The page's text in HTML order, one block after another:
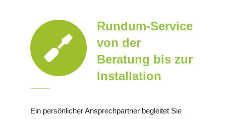
Rundum-Service
von der
Beratung bis zur
Installation
Ein persönlicher Ansprechpartner begleitet Sie